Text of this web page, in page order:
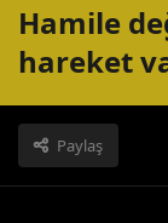
Hamile
hareket
Paylaş